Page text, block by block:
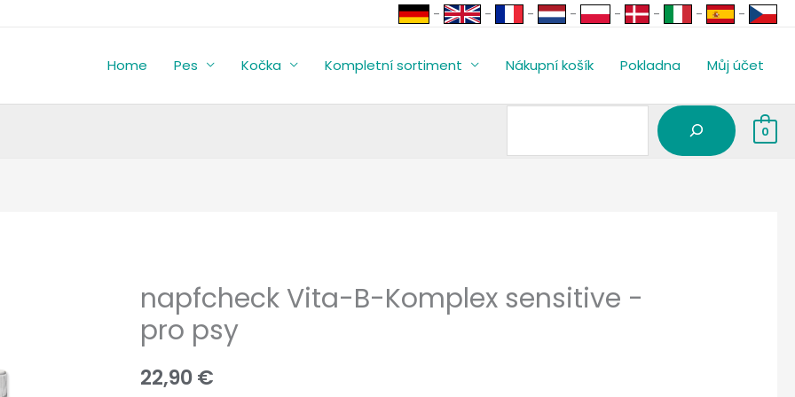
- - - - - - - -
Home Pes Kočka Kompletní sortiment Nákupní košík Pokladna Můj účet
Vyhledávání
0
napfcheck Vita-B-Komplex sensitive -
pro psy
22,90€
napfcheck
B-
Komplex
sensitive